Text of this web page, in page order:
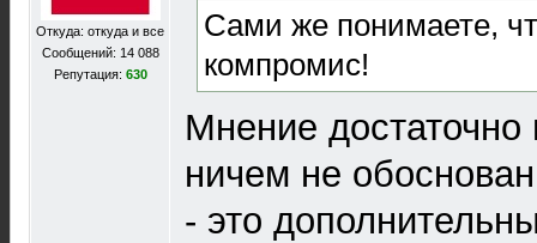
Откуда: откуда и все
Сообщений: 14 088
Репутация: 630
Сами же понимаете,
компромис!
Мнение достаточно
ничем не
- это